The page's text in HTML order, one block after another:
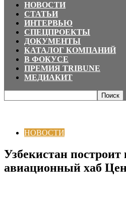
НОВОСТИ
СТАТЬИ
ИНТЕРВЬЮ
СПЕЦПРОЕКТЫ
ДОКУМЕНТЫ
КАТАЛОГ КОМПАНИЙ
В ФОКУСЕ
ПРЕМИЯ TRIBUNE
МЕДИАКИТ
НОВОСТИ
Узбекистан
авиационный хаб